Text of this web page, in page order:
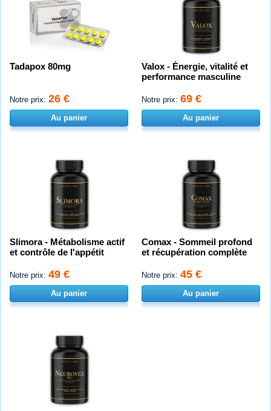
Tadapox 80mg
Notre prix: 26 €
Au panier
Valox - Énergie, vitalité et
performance masculine
Notre prix: 69 €
Au panier
Slimora - Métabolisme actif
et contrôle de l'appétit
Notre prix: 49 €
Au panier
Comax - Sommeil profond
et récupération complète
Notre prix: 45 €
Au panier